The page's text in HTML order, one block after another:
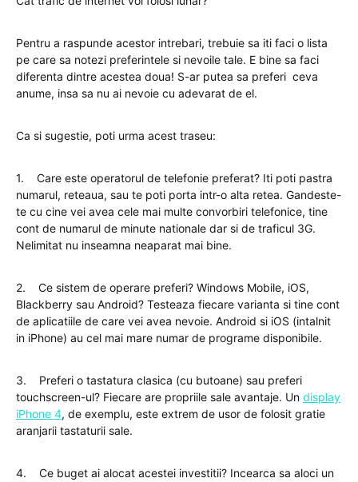
Pentru a raspunde acestor intrebari, trebuie sa iti faci o lista
pe care sa notezi preferintele si nevoile tale. E bine sa faci
diferenta dintre acestea doua! S-ar putea sa preferi ceva
anume, insa sa nu ai nevoie cu adevarat de el.
Ca si sugestie, poti urma acest traseu:
1. Care este operatorul de telefonie preferat? Iti poti pastra
numarul, reteaua, sau te poti porta intr-o alta retea. Gandeste-
te cu cine vei avea cele mai multe convorbiri telefonice, tine
cont de numarul de minute nationale dar si de traficul 3G.
Nelimitat nu inseamna neaparat mai bine.
2. Ce sistem de operare preferi? Windows Mobile, iOS,
Blackberry sau Android? Testeaza fiecare varianta si tine cont
de aplicatiile de care vei avea nevoie. Android si iOS (intalnit
in iPhone) au cel mai mare numar de programe disponibile.
3. Preferi o tastatura clasica (cu butoane) sau preferi
touchscreen-ul? Fiecare are propriile sale avantaje. Un display
iPhone 4, de exemplu, este extrem de usor de folosit gratie
aranjarii tastaturii sale.
4. Ce buget ai alocat acestei investitii? Incearca sa aloci un